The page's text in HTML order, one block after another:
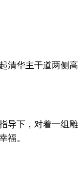
清华主干道两侧高
导下，对着一组雕
福。